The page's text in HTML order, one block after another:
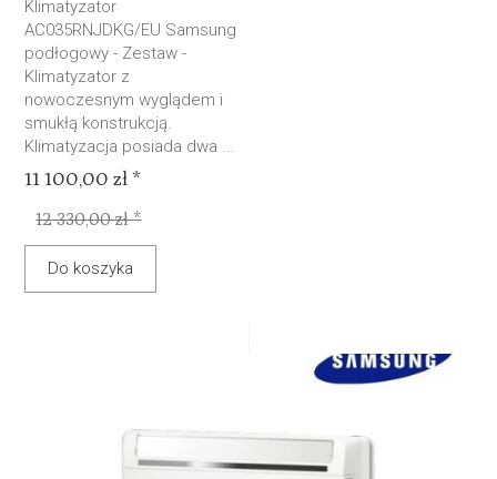
Klimatyzator
AC035RNJDKG/EU Samsung
podłogowy - Zestaw -
Klimatyzator z
nowoczesnym wyglądem i
smukłą konstrukcją.
Klimatyzacja posiada dwa ...
11 100,00 zł *
12 330,00 zł *
Do koszyka